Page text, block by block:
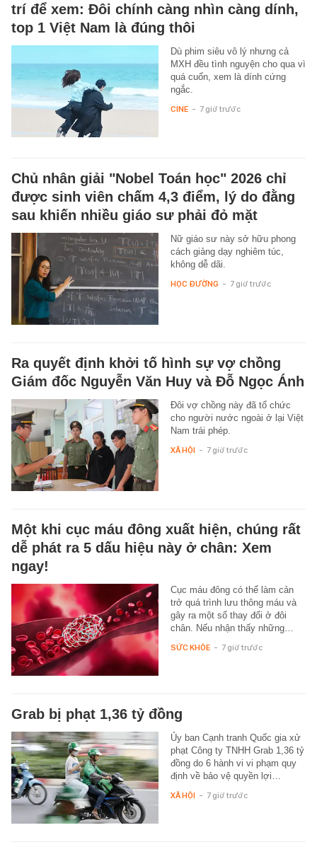
trí để xem: Đôi chính càng nhìn càng dính,
top 1 Việt Nam là đúng thôi
Dù phim siêu vô lý nhưng cả
MXH đều tình nguyện cho qua vì
quá cuốn, xem là dính cứng
ngắc.
CINE - 7 giờ trước
Chủ nhân giải "Nobel Toán học" 2026 chỉ
được sinh viên chấm 4,3 điểm, lý do đằng
sau khiến nhiều giáo sư phải đỏ mặt
Nữ giáo sư này sở hữu phong
cách giảng dạy nghiêm túc,
không dễ dãi.
HỌC ĐƯỜNG - 7 giờ trước
Ra quyết định khởi tố hình sự vợ chồng
Giám đốc Nguyễn Văn Huy và Đỗ Ngọc Ánh
Đôi vợ chồng này đã tổ chức
cho người nước ngoài ở lại Việt
Nam trái phép.
XÃ HỘI - 7 giờ trước
Một khi cục máu đông xuất hiện, chúng rất
dễ phát ra 5 dấu hiệu này ở chân: Xem
ngay!
Cục máu đông có thể làm cản
trở quá trình lưu thông máu và
gây ra một số thay đổi ở đôi
chân. Nếu nhận thấy những…
SỨC KHỎE - 7 giờ trước
Grab bị phạt 1,36 tỷ đồng
Ủy ban Cạnh tranh Quốc gia xử
phạt Công ty TNHH Grab 1,36 tỷ
đồng do 6 hành vi vi phạm quy
định về bảo vệ quyền lợi…
XÃ HỘI - 7 giờ trước